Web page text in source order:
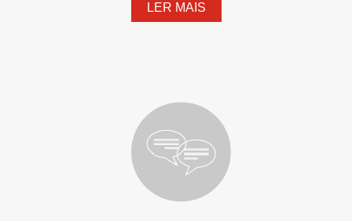
LER MAIS